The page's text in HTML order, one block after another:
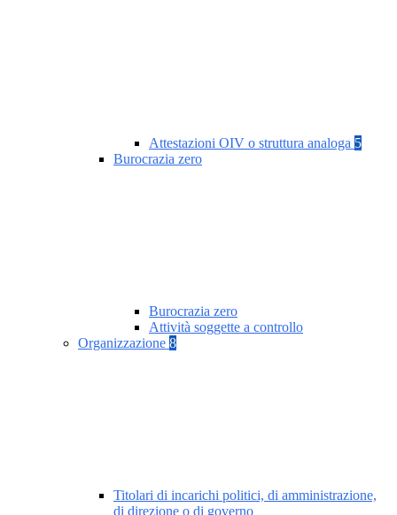
Attestazioni OIV o struttura analoga 5
Burocrazia zero
Burocrazia zero
Attività soggette a controllo
Organizzazione 8
Titolari di incarichi politici, di amministrazione,
di direzione o di governo